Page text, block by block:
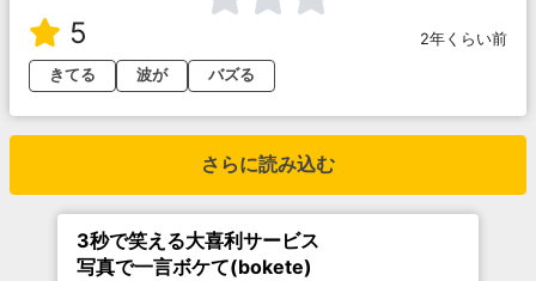
5
2年くらい前
きてる
波が バズる
さらに読み込む
3秒で笑える大喜利サービス
写真で一言ボケて(bokete)